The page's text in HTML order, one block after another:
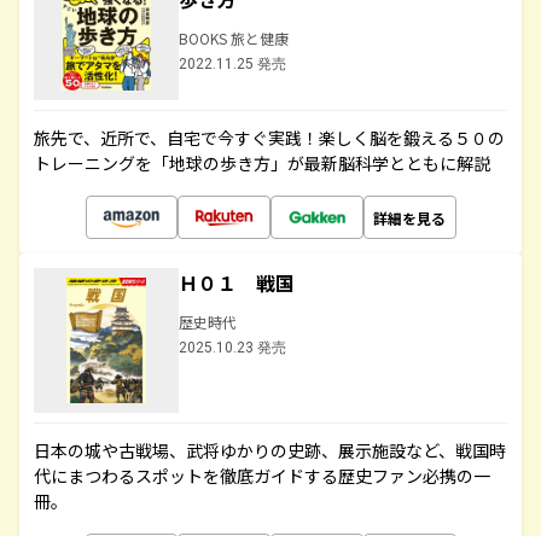
BOOKS 旅と健康
2022.11.25 発売
旅先で、近所で、自宅で今すぐ実践！楽しく脳を鍛える５０の
トレーニングを「地球の歩き方」が最新脳科学とともに解説
詳細を見る
Ｈ０１ 戦国
歴史時代
2025.10.23 発売
日本の城や古戦場、武将ゆかりの史跡、展示施設など、戦国時
代にまつわるスポットを徹底ガイドする歴史ファン必携の一
冊。